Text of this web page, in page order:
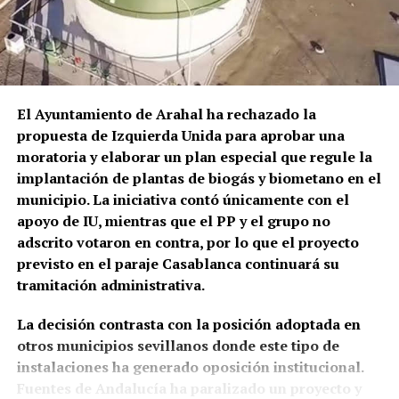
claramente documentada
El cambio resulta mucho más evidente a partir del
siglo XIX.José Alcaide Villalobos documenta para
1817 unaumento de solicitudes de permisos para
construir en los «arquillos del Arco de la Rosa».
mismo año Rafael Gómez, alguacil ordinario y
portero del Ayuntamiento, ocupaba eltorreón de la
Puerta Real o de Osuna porque no podía costear el
alquiler de una vivienda.
Osuna.
El episodio no es un hecho completamente aislado.
Profesionales consultados por este medio vienen
alertando de repetidos episodios de amenazas,
comportamientos agresivos y situaciones
conflictivas en el centro de salud, algunos
relacionados, según estos testimonios, con personas
que llegan bajo los efectos de drogas.
La preocupación por las agresiones a sanitarios no
es nueva. El Área de Gestión Sanitaria de Osuna puso
en marcha este mismo año formación específica con
la Guardia Civil para prevenir y afrontar este tipo de
situaciones, una iniciativa que debía extenderse,
entre otros lugares, a los profesionales del centro
de salud de Marchena.
El problema tiene además una dimensión andaluza.
El Ayuntamiento de Arahal ha rechazado la
propuesta de Izquierda Unida para aprobar una
moratoria y elaborar un plan especial que regule la
implantación de plantas de biogás y biometano en el
municipio. La iniciativa contó únicamente con el
apoyo de IU, mientras que el PP y el grupo no
adscrito votaron en contra, por lo que el proyecto
previsto en el paraje Casablanca continuará su
tramitación administrativa.
La decisión contrasta con la posición adoptada en
otros municipios sevillanos donde este tipo de
instalaciones ha generado oposición institucional.
Fuentes de Andalucía ha paralizado un proyecto y